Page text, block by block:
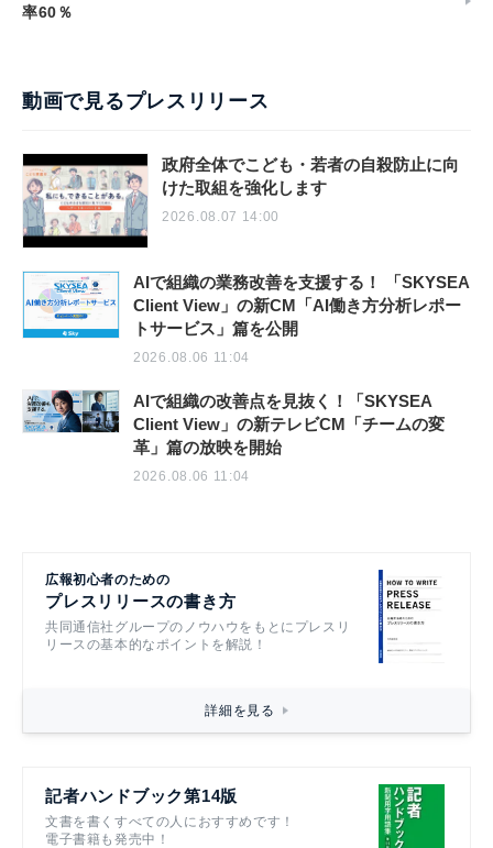
率60％
動画で見るプレスリリース
政府全体でこども・若者の自殺防止に向
けた取組を強化します
2026.08.07 14:00
AIで組織の業務改善を支援する！ 「SKYSEA
Client View」の新CM「AI働き方分析レポー
トサービス」篇を公開
2026.08.06 11:04
AIで組織の改善点を見抜く！「SKYSEA
Client View」の新テレビCM「チームの変
革」篇の放映を開始
2026.08.06 11:04
広報初心者のための
プレスリリースの書き方
共同通信社グループのノウハウをもとにプレスリ
リースの基本的なポイントを解説！
詳細を見る
記者ハンドブック第14版
文書を書くすべての人におすすめです！
電子書籍も発売中！